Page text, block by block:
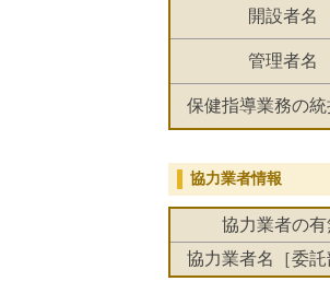
開設者名
管理者名
保健指導業務の
協力業者情報
協力業者の有
協力業者名［委